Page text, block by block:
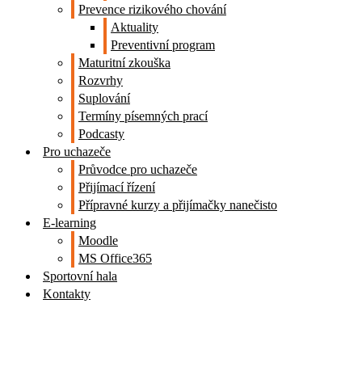
Prevence rizikového chování
Aktuality
Preventivní program
Maturitní zkouška
Rozvrhy
Suplování
Termíny písemných prací
Podcasty
Pro uchazeče
Průvodce pro uchazeče
Přijímací řízení
Přípravné kurzy a přijímačky nanečisto
E-learning
Moodle
MS Office365
Sportovní hala
Kontakty